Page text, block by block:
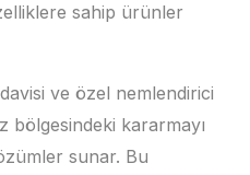
sahip ürünler
ve özel nemlendirici
bölgesindeki kararmayı
sunar. Bu